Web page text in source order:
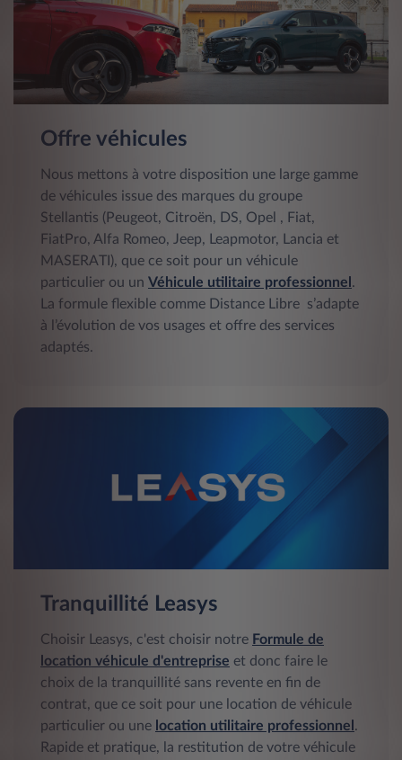
Offre véhicules
Nous mettons à votre disposition une large gamme
de véhicules issue des marques du groupe
Stellantis (Peugeot, Citroën, DS, Opel , Fiat,
FiatPro, Alfa Romeo, Jeep, Leapmotor, Lancia et
MASERATI), que ce soit pour un véhicule
particulier ou un Véhicule utilitaire professionnel .
La formule flexible comme Distance Libre s’adapte
à l’évolution de vos usages et offre des services
adaptés.
Tranquillité Leasys
Choisir Leasys, c'est choisir notre Formule de
location véhicule d'entreprise et donc faire le
choix de la tranquillité sans revente en fin de
contrat, que ce soit pour une location de véhicule
particulier ou une location utilitaire professionnel .
Rapide et pratique, la restitution de votre véhicule